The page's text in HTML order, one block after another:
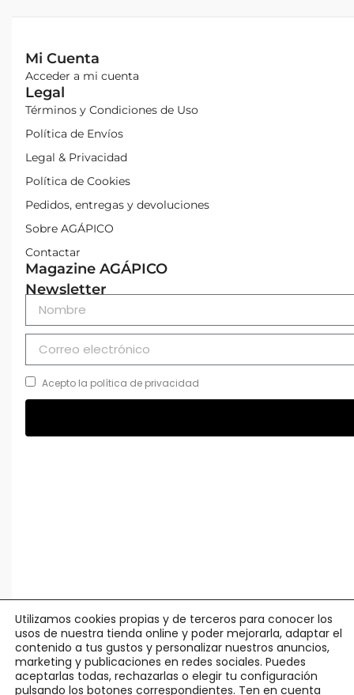
Mi Cuenta
Acceder a mi cuenta
Legal
Términos y Condiciones de Uso
Política de Envíos
Legal & Privacidad
Política de Cookies
Pedidos, entregas y devoluciones
Sobre AGÁPICO
Contactar
Magazine AGÁPICO
Newsletter
Acepto la política de privacidad
Utilizamos cookies propias y de terceros para conocer los
usos de nuestra tienda online y poder mejorarla, adaptar el
contenido a tus gustos y personalizar nuestros anuncios,
marketing y publicaciones en redes sociales. Puedes
aceptarlas todas, rechazarlas o elegir tu configuración
pulsando los botones correspondientes. Ten en cuenta